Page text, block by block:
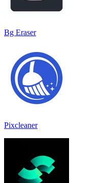
Bg Eraser
Pixcleaner